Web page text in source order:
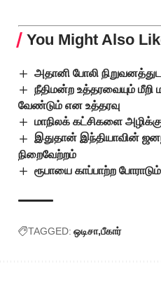
You Might Also
அதானி போலி
நீதிமன்ற உத்தரவையும்
வேண்டும் என உத்தரவு
மாநிலக் கட்சிகளை
இதுதான் இந்தியாவின்
நிறைவேற்றம்
ரூபாயை காப்பாற்ற
TAGGED: ஒடிசா பீகார்